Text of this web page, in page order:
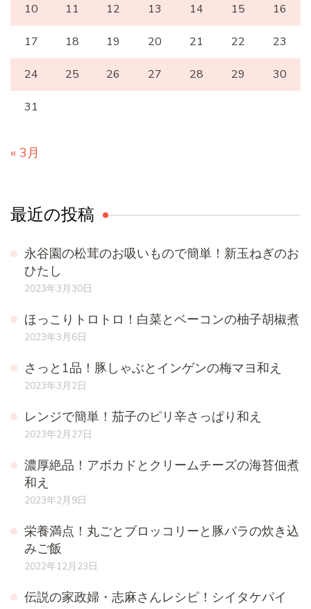
10 11 12 13 14 15 16
17 18 19 20 21 22 23
24 25 26 27 28 29 30
31
« 3月
最近の投稿
永谷園の松茸のお吸いもので簡単！新玉ねぎのお
ひたし
2023年3月30日
ほっこりトロトロ！白菜とベーコンの柚子胡椒煮
2023年3月6日
さっと1品！豚しゃぶとインゲンの梅マヨ和え
2023年3月2日
レンジで簡単！茄子のピリ辛さっぱり和え
2023年2月27日
濃厚絶品！アボカドとクリームチーズの海苔佃煮
和え
2023年2月9日
栄養満点！丸ごとブロッコリーと豚バラの炊き込
みご飯
2022年12月23日
伝説の家政婦・志麻さんレシピ！シイタケパイ